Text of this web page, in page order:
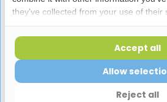
Kleefpasta Complete Fresh
70 gram | Nieuwe formule
5,95
they've collected from your use of their
Reject all
Allow
Accept all